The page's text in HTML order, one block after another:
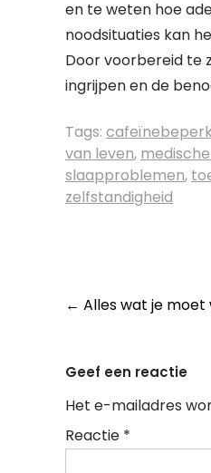
en te weten hoe
noodsituaties kan
Door voorbereid te
ingrijpen en de
Tags:
van leven,
slaapproblemen,
zelfstandigheid
Post
← Alles wat je
Geef een reactie
Het e-mailadres
Reactie *